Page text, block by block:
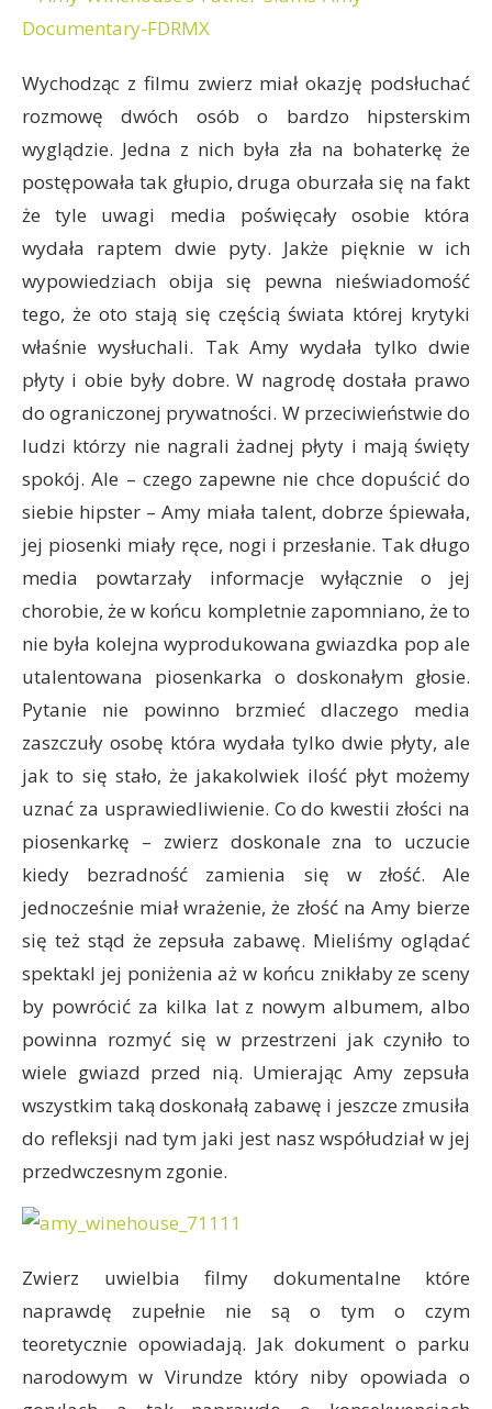
Wychodząc z filmu zwierz miał okazję podsłuchać
rozmowę dwóch osób o bardzo hipsterskim
wyglądzie. Jedna z nich była zła na bohaterkę że
postępowała tak głupio, druga oburzała się na fakt
że tyle uwagi media poświęcały osobie która
wydała raptem dwie pyty. Jakże pięknie w ich
wypowiedziach obija się pewna nieświadomość
tego, że oto stają się częścią świata której krytyki
właśnie wysłuchali. Tak Amy wydała tylko dwie
płyty i obie były dobre. W nagrodę dostała prawo
do ograniczonej prywatności. W przeciwieństwie do
ludzi którzy nie nagrali żadnej płyty i mają święty
spokój. Ale – czego zapewne nie chce dopuścić do
siebie hipster – Amy miała talent, dobrze śpiewała,
jej piosenki miały ręce, nogi i przesłanie. Tak długo
media powtarzały informacje wyłącznie o jej
chorobie, że w końcu kompletnie zapomniano, że to
nie była kolejna wyprodukowana gwiazdka pop ale
utalentowana piosenkarka o doskonałym głosie.
Pytanie nie powinno brzmieć dlaczego media
zaszczuły osobę która wydała tylko dwie płyty, ale
jak to się stało, że jakakolwiek ilość płyt możemy
uznać za usprawiedliwienie. Co do kwestii złości na
piosenkarkę – zwierz doskonale zna to uczucie
kiedy bezradność zamienia się w złość. Ale
jednocześnie miał wrażenie, że złość na Amy bierze
się też stąd że zepsuła zabawę. Mieliśmy oglądać
spektakl jej poniżenia aż w końcu znikłaby ze sceny
by powrócić za kilka lat z nowym albumem, albo
powinna rozmyć się w przestrzeni jak czyniło to
wiele gwiazd przed nią. Umierając Amy zepsuła
wszystkim taką doskonałą zabawę i jeszcze zmusiła
do refleksji nad tym jaki jest nasz współudział w jej
przedwczesnym zgonie.
Zwierz uwielbia filmy dokumentalne które
naprawdę zupełnie nie są o tym o czym
teoretycznie opowiadają. Jak dokument o parku
narodowym w Virundze który niby opowiada o